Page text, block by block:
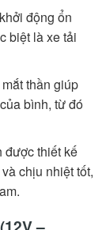
động ổn
biệt là xe tải
thần giúp
bình, từ đó
được thiết kế
chịu nhiệt tốt,